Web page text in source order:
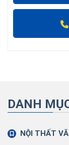
DANH
NỘI THẤT